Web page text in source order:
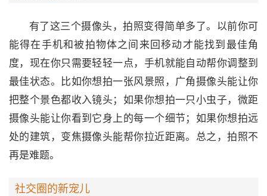
有了这三个摄像头，拍照变得简单多了。以前你可
能得在手机和被拍物体之间来回移动才能找到最佳角
度，现在你只需要轻轻一点，手机就能自动帮你调整到
最佳状态。比如你想拍一张风景照，广角摄像头能让你
把整个景色都收入镜头；如果你想拍一只小虫子，微距
摄像头能让你看到它身上的每一个细节；如果你想拍远
处的建筑，变焦摄像头能帮你拉近距离。总之，拍照不
再是难题。
社交圈的新宠儿